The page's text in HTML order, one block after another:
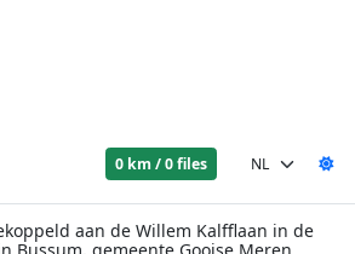
0 km / 0 files
aan de Willem Kalfflaan in de